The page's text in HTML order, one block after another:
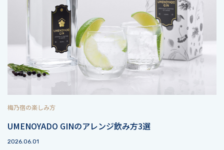
梅乃宿の楽しみ方
UMENOYADO GINのアレンジ飲み方3選
2026.06.01